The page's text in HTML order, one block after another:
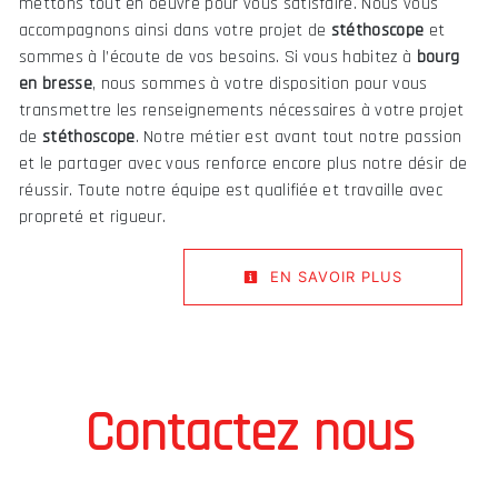
accompagnons ainsi dans votre projet de stéthoscope et
sommes à l’écoute de vos besoins. Si vous habitez à bourg
en bresse, nous sommes à votre disposition pour vous
transmettre les renseignements nécessaires à votre projet
de stéthoscope. Notre métier est avant tout notre passion
et le partager avec vous renforce encore plus notre désir de
réussir. Toute notre équipe est qualifiée et travaille avec
propreté et rigueur.
EN SAVOIR PLUS
Contactez nous